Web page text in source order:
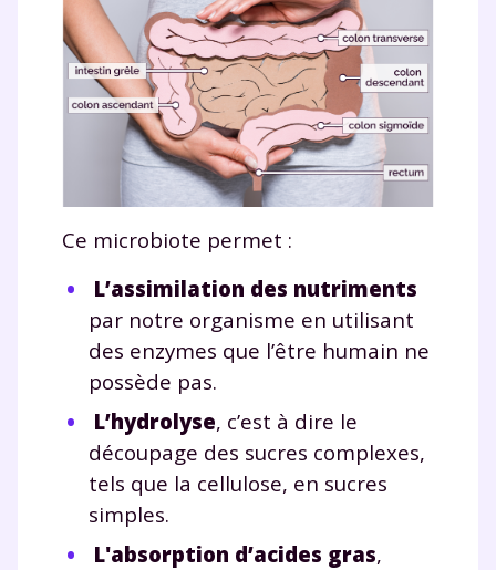
Ce microbiote permet :
L’assimilation des nutriments
par notre organisme en utilisant
des enzymes que l’être humain ne
possède pas.
L’hydrolyse, c’est à dire le
découpage des sucres complexes,
tels que la cellulose, en sucres
simples.
L'absorption d’acides gras,